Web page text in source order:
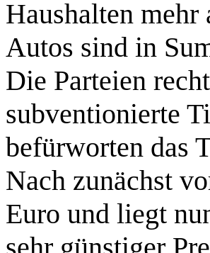
Haushalten
Autos sind in
Die Parteien
subventionierte
befürworten das
Nach zunächst
Euro und liegt